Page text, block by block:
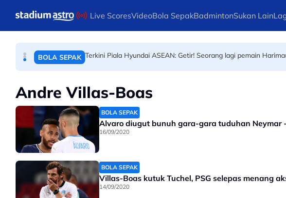
Live ScoresVideoBola SepakBadmintonSukan Lain
BOLA SEPAK
BOLA SEPAK Terkini Piala Hyundai ASEAN: Getir! Seorang lagi pemain
Andre Villas-Boas
BOLA SEPAK
16/09/2020
BOLA SEPAK
Villas-Boas kutuk Tuchel, PSG selepas menang
14/09/2020